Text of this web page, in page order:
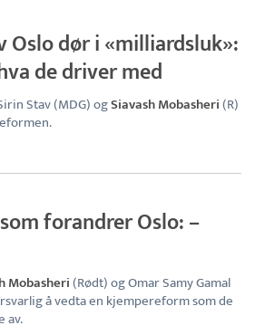
Oslo dør i «milliardsluk»:
de driver med
Stav (MDG) ogSiavash Mobasheri(R)
forandrer Oslo: –
Mobasheri(Rødt) og Omar Samy Gamal
å vedta en kjempereform som de
av.